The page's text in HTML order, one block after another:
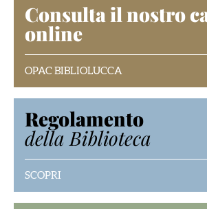
Consulta il nostro
online
OPAC BIBLIOLUCCA
Regolamento
della Biblioteca
SCOPRI